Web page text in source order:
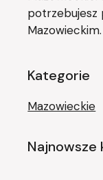
potrzebujesz
Kategorie
Mazowieckie
Najnowsze